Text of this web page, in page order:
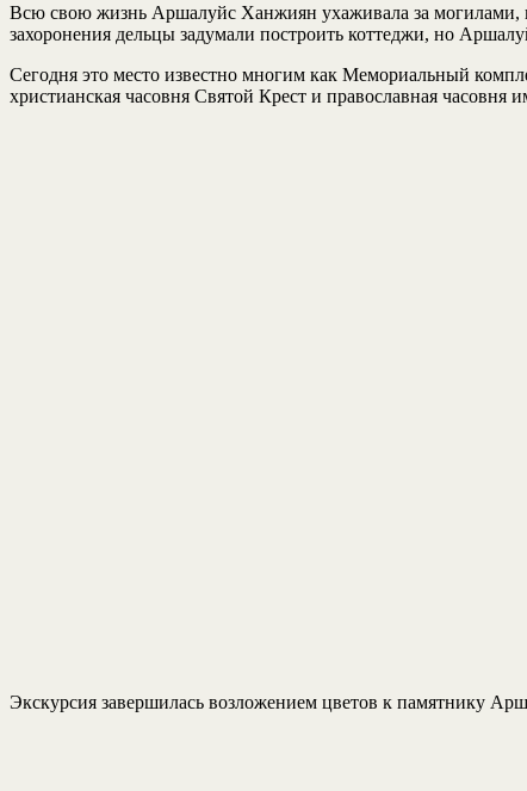
Всю свою жизнь Аршалуйс Ханжиян ухаживала за могилами,
захоронения дельцы задумали построить коттеджи, но
Сегодня это место известно многим как Мемориальный
христианская часовня Святой Крест и православная часовня
Экскурсия завершилась возложением цветов к памятнику